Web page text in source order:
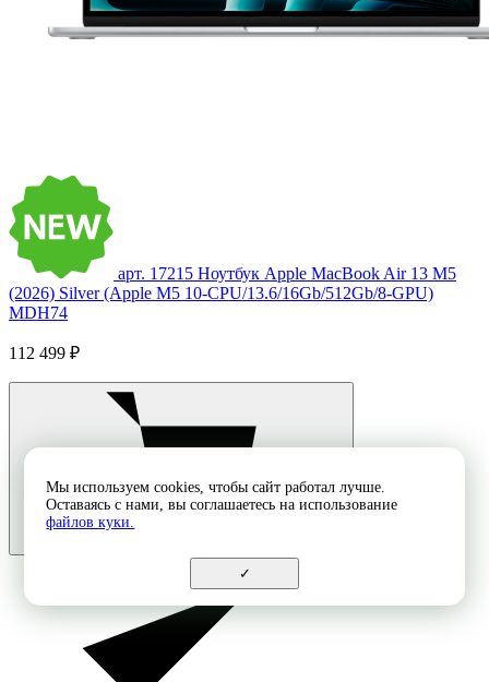
арт. 17215 Ноутбук Apple MacBook Air 13 M5
(2026) Silver (Apple M5 10-CPU/13.6/16Gb/512Gb/8-GPU)
MDH74
112 499 ₽
Мы используем cookies, чтобы сайт работал лучше.
Оставаясь с нами, вы соглашаетесь на использование
файлов куки.
✓